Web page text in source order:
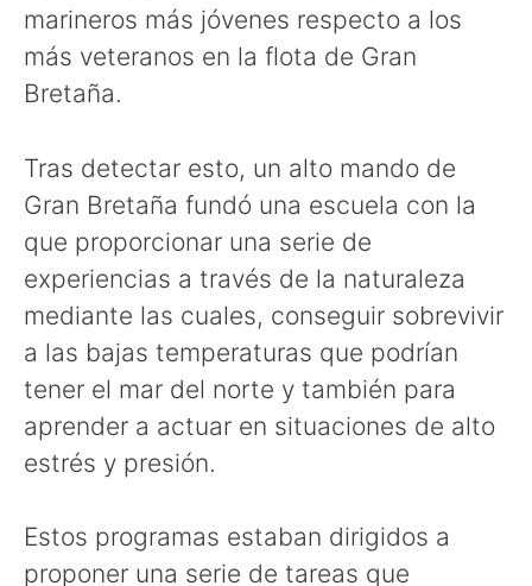
marineros más jóvenes respecto a los
más veteranos en la flota de Gran
Bretaña.
Tras detectar esto, un alto mando de
Gran Bretaña fundó una escuela con la
que proporcionar una serie de
experiencias a través de la naturaleza
mediante las cuales, conseguir sobrevivir
a las bajas temperaturas que podrían
tener el mar del norte y también para
aprender a actuar en situaciones de alto
estrés y presión.
Estos programas estaban dirigidos a
proponer una serie de tareas que